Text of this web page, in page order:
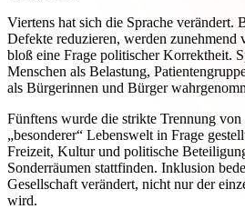
Viertens hat sich die Sprache verändert.
Defekte reduzieren, werden zunehmend
bloß eine Frage politischer Korrektheit.
Menschen als Belastung,
als Bürgerinnen und Bürger
Fünftens wurde die strikte Trennung von
„besonderer“ Lebenswelt in Frage
Freizeit, Kultur und politische
Sonderräumen stattfinden. Inklusion
Gesellschaft verändert, nicht nur der
wird.